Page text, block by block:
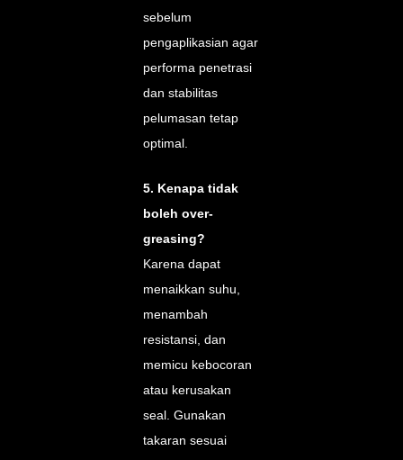
sebelum
pengaplikasian agar
performa penetrasi
dan stabilitas
pelumasan tetap
optimal.
5. Kenapa tidak
boleh over-
greasing?
Karena dapat
menaikkan suhu,
menambah
resistansi, dan
memicu kebocoran
atau kerusakan
seal. Gunakan
takaran sesuai